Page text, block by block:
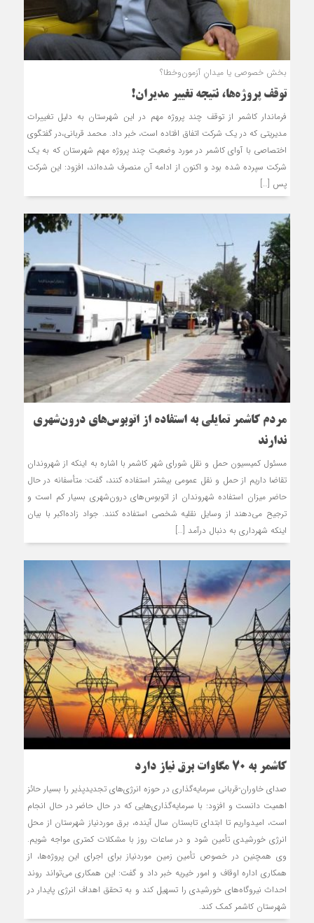
بخش خصوصی یا میدانِ آزمون‌وخطا؟
توقف پروژه‌ها، نتیجه تغییر مدیران!
فرماندار کاشمر از توقف چند پروژه مهم در اين شهرستان به دليل تغييرات
مديريتي که در يک شرکت اتفاق افتاده است، خبر داد. محمد قرباني،در گفتگوی
اختصاصی با آوای کاشمر در مورد وضعيت چند پروژه مهم شهرستان که به يک
شرکت سپرده شده بود و اکنون از ادامه آن منصرف شده‌اند، افزود: اين شرکت
پس […]
مردم کاشمر تمایلی به استفاده از اتوبوس‌های درون‌شهری
ندارند
مسئول کمیسیون حمل و نقل شورای شهر کاشمر با اشاره به این‏که از شهروندان
تقاضا داریم از حمل و نقل عمومی بیشتر استفاده کنند، گفت: متأسفانه در حال
حاضر میزان استفاده شهروندان از اتوبوس‌های درون‌شهری بسیار کم است و
ترجیح می‌دهند از وسایل نقلیه شخصی استفاده کنند. جواد زاده‌اکبر با بیان
این‏که شهرداری به دنبال درآمد […]
کاشمر به ۷۰ مگاوات برق نیاز دارد
صدای خاوران-قربانی سرمایه‌گذاری در حوزه انرژی‌های تجدیدپذیر را بسیار حائز
اهمیت دانست و افزود: با سرمایه‌گذاری‌هایی که در حال حاضر در حال انجام
است، امیدواریم تا ابتدای تابستان سال آینده، برق موردنیاز شهرستان از محل
انرژی خورشیدی تأمین شود و در ساعات روز با مشکلات کمتری مواجه شویم.
وی همچنین در خصوص تأمین زمین موردنیاز برای اجرای این پروژه‌ها، از
همکاری اداره اوقاف و امور خیریه خبر داد و گفت: این همکاری می‌تواند روند
احداث نیروگاه‌های خورشیدی را تسهیل کند و به تحقق اهداف انرژی پایدار در
شهرستان کاشمر کمک کند.